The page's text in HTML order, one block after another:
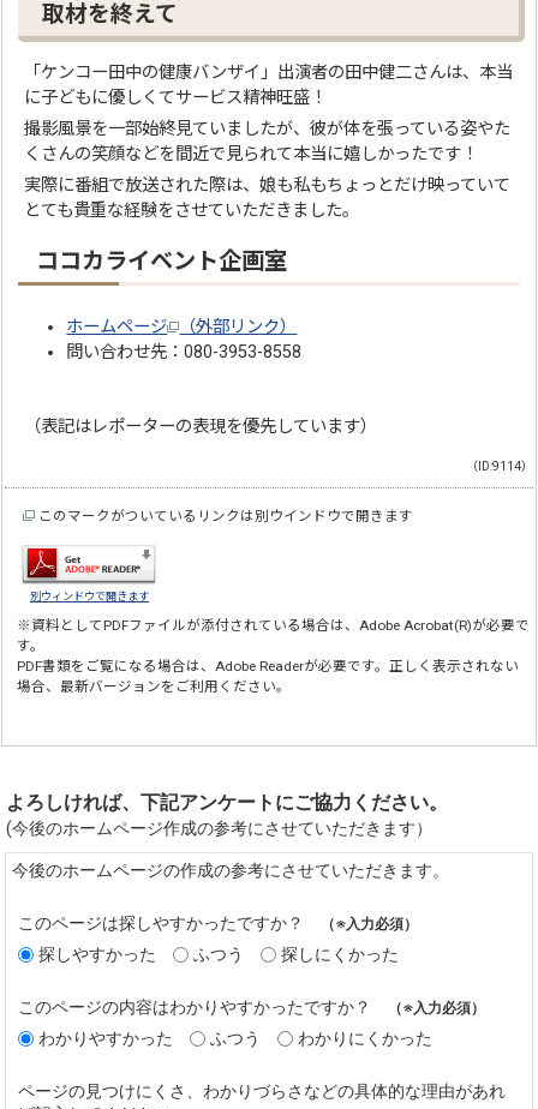
取材を終えて
「ケンコー田中の健康バンザイ」出演者の田中健二さんは、本当
に子どもに優しくてサービス精神旺盛！
撮影風景を一部始終見ていましたが、彼が体を張っている姿やた
くさんの笑顔などを間近で見られて本当に嬉しかったです！
実際に番組で放送された際は、娘も私もちょっとだけ映っていて
とても貴重な経験をさせていただきました。
ココカライベント企画室
ホームページ
（外部リンク）
問い合わせ先：080-3953-8558
（表記はレポーターの表現を優先しています）
（ID:9114）
このマークがついているリンクは別ウインドウで開きます
別ウィンドウで開きます
※資料としてPDFファイルが添付されている場合は、Adobe Acrobat(R)が必要で
す。
PDF書類をご覧になる場合は、Adobe Readerが必要です。正しく表示されない
場合、最新バージョンをご利用ください。